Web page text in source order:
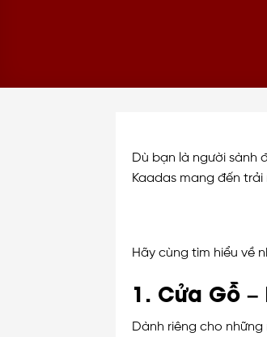
Dù bạn là người sành
Kaadas mang đến
Hãy cùng tìm hiểu về
1. Cửa Gỗ
Dành riêng cho